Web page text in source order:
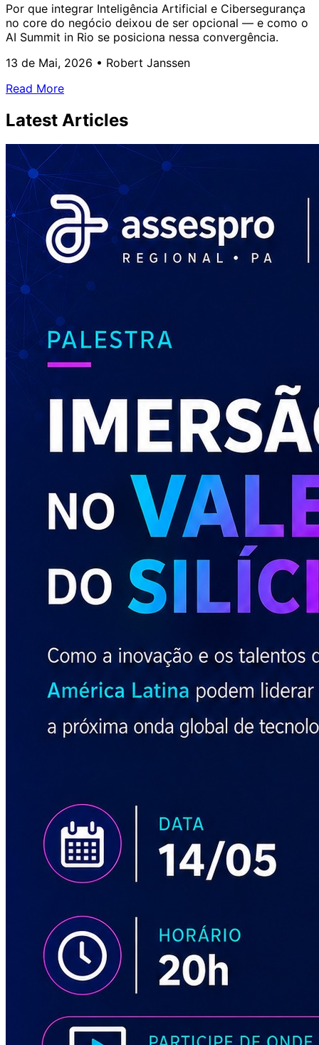
Por que integrar Inteligência Artificial e Cibersegurança
no core do negócio deixou de ser opcional — e como o
AI Summit in Rio se posiciona nessa convergência.
13 de Mai, 2026 • Robert Janssen
Read More
Latest Articles